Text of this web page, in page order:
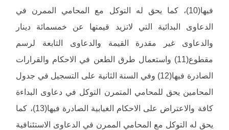
فيها(10)، كما يحق له التوكل مع المحامي الممرن في
الدعاوى البدائية التي لاتزيد قيمتها عن خمسمائة دينار
والدعاوى غير مقدرة القيمة والدعاوى التابعة لرسم
مقطوع(11) واستعمال طرق الطعن في الاحكام والقرارات
الصادرة فيها(12) وفي السنة الثانية على التسجيل في جدول
المحامين يحق للمحامي المتمرن التوكل في دعاوى البداءة
كافة والاعتراض على الاحكام الغيابية الصادرة فيها(13)، كما
يحق له التوكل مع المحامي الممرن في الدعاوى الاستئنافية